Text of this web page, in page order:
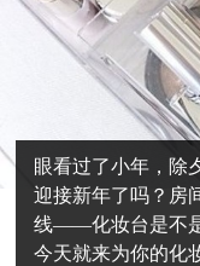
眼看过了小年，除
迎接新年了吗？房
线——化妆台是不
今天就来为你的化